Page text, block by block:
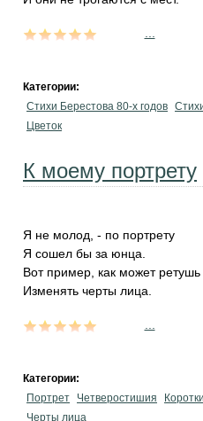
Категории:
Стихи Берестова 80-х годов
Цветок
К моему портрету
Я не молод, - по портрету
Я сошел бы за юнца.
Вот пример, как может ретушь
Изменять черты лица.
Категории:
Портрет
Четверостишия
Черты лица